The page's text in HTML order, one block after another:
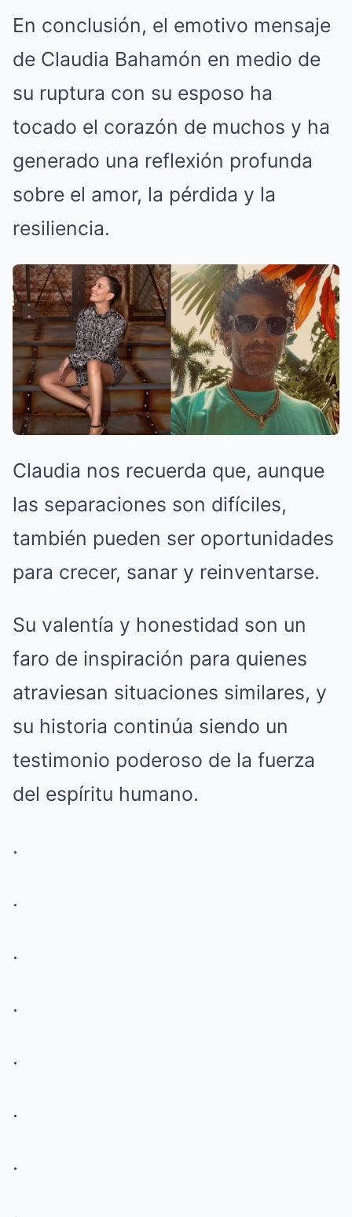
En conclusión, el emotivo mensaje
de Claudia Bahamón en medio de
su ruptura con su esposo ha
tocado el corazón de muchos y ha
generado una reflexión profunda
sobre el amor, la pérdida y la
resiliencia.
Claudia nos recuerda que, aunque
las separaciones son difíciles,
también pueden ser oportunidades
para crecer, sanar y reinventarse.
Su valentía y honestidad son un
faro de inspiración para quienes
atraviesan situaciones similares, y
su historia continúa siendo un
testimonio poderoso de la fuerza
del espíritu humano.
.
.
.
.
.
.
.